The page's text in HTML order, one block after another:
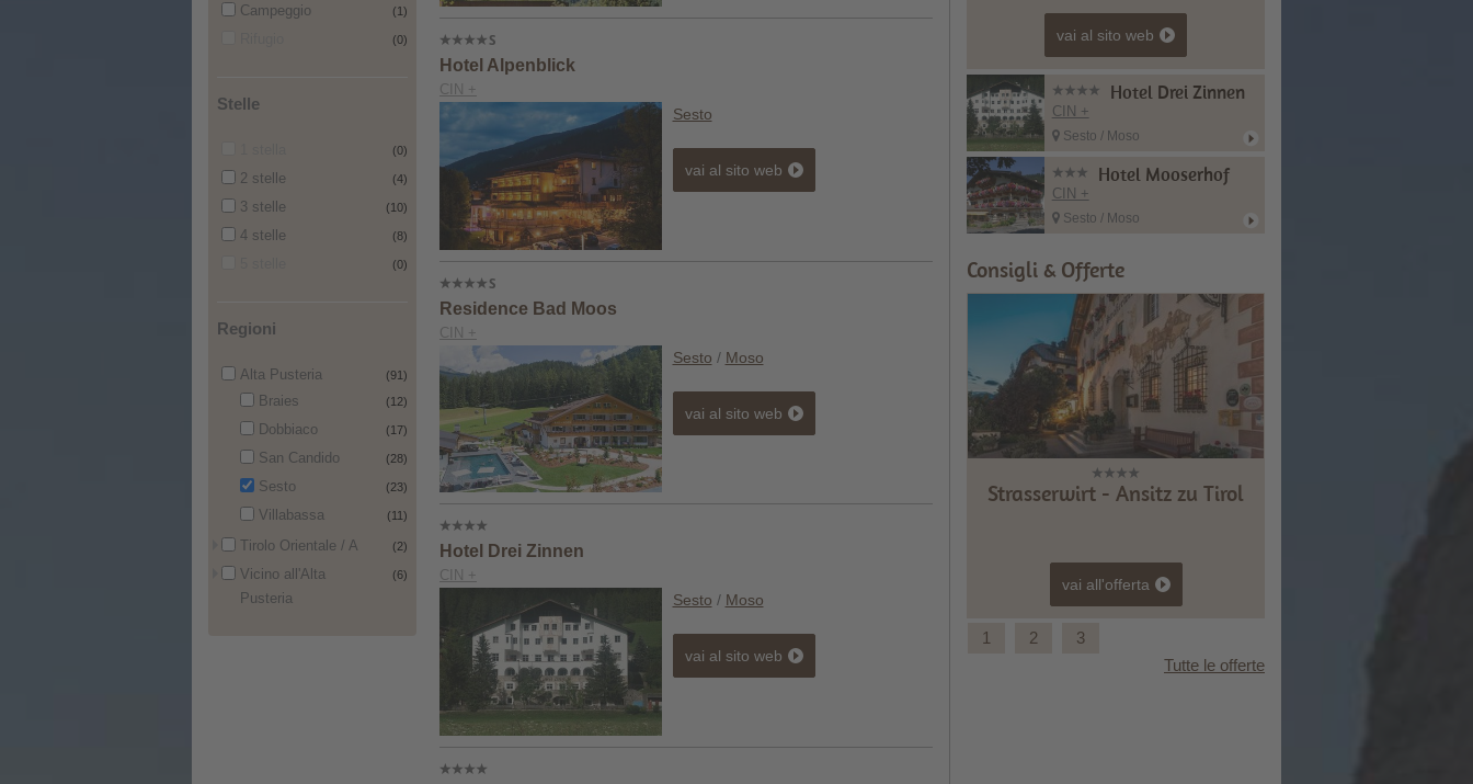
Campeggio (1)
(0)
Stelle
(0)
2 stelle (4)
3 stelle (10)
4 stelle (8)
(0)
Regioni
Alta Pusteria (91)
Braies (12)
Dobbiaco (17)
San Candido (28)
Sesto (23)
Villabassa (11)
Tirolo Orientale / A (2)
Vicino all'Alta
Pusteria
(6)
Hotel Alpenblick
CIN +
Sesto
vai al sito web
Residence Bad Moos
CIN +
Sesto / Moso
vai al sito web
Hotel Drei Zinnen
CIN +
Sesto / Moso
vai al sito web
vai al sito web
Hotel Drei Zinnen
CIN +
Sesto / Moso
Hotel Mooserhof
CIN +
Sesto / Moso
Consigli & Offerte
Strasserwirt - Ansitz zu Tirol
vai all'offerta
1 2
3
Tutte le offerte